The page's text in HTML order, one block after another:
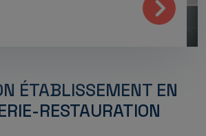
ÉTABLISSEMENT EN
RESTAURATION